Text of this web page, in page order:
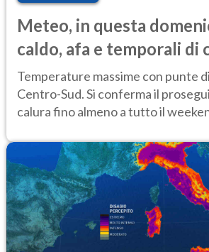
Meteo, in questa
caldo, afa e temporali di
Temperature massime con punte
Centro-Sud. Si conferma il
calura fino almeno a tutto il